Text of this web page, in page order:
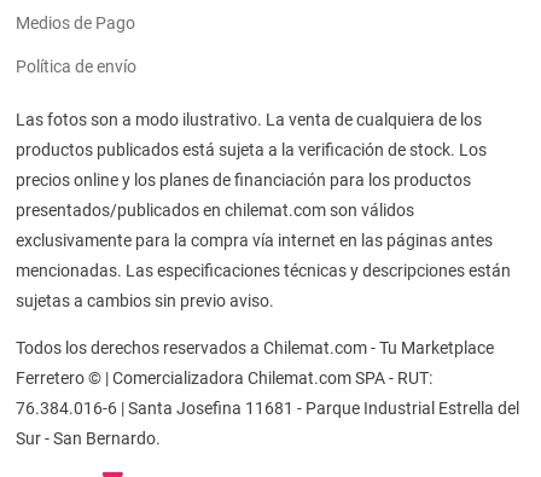
Medios de Pago
Política de envío
Las fotos son a modo ilustrativo. La venta de cualquiera de los
productos publicados está sujeta a la verificación de stock. Los
precios online y los planes de financiación para los productos
presentados/publicados en chilemat.com son válidos
exclusivamente para la compra vía internet en las páginas antes
mencionadas. Las especificaciones técnicas y descripciones están
sujetas a cambios sin previo aviso.
Todos los derechos reservados a Chilemat.com - Tu Marketplace
Ferretero © | Comercializadora Chilemat.com SPA - RUT:
76.384.016-6 | Santa Josefina 11681 - Parque Industrial Estrella del
Sur - San Bernardo.